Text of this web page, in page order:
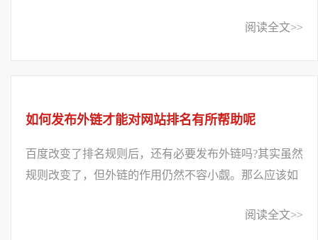
阅读全文>>
如何发布外链才能对网站排名有所帮助呢
百度改变了排名规则后，还有必要发布外链吗?其实虽然
规则改变了，但外链的作用仍然不容小觑。那么应该如
阅读全文>>